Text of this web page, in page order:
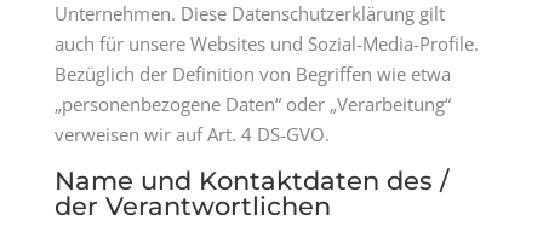
Unternehmen. Diese Datenschutzerklärung gilt
auch für unsere Websites und Sozial-Media-Profile.
Bezüglich der Definition von Begriffen wie etwa
„personenbezogene Daten“ oder „Verarbeitung“
verweisen wir auf Art. 4 DS-GVO.
Name und Kontaktdaten des /
der Verantwortlichen